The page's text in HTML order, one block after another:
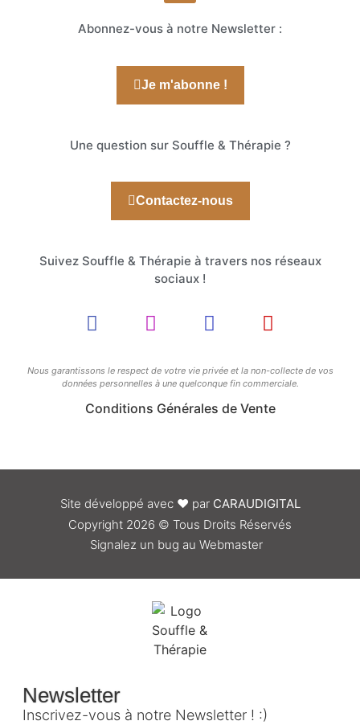
Abonnez-vous à notre Newsletter :
Je m'abonne !
Une question sur Souffle & Thérapie ?
Contactez-nous
Suivez Souffle & Thérapie à travers nos réseaux
sociaux !
Nous garantissons le respect de votre vie privée et la non-collecte de vos
données personnelles à une quelconque fin commerciale.
Conditions Générales de Vente
Site développé avec ❤ par CARAUDIGITAL
Copyright 2026 © Tous Droits Réservés
Signalez un bug au Webmaster
Newsletter
Inscrivez-vous à notre Newsletter ! :)